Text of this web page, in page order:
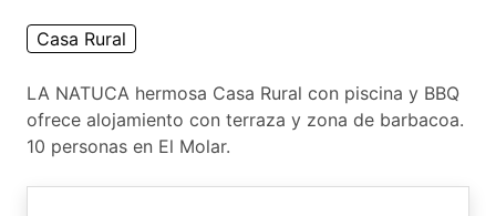
Casa Rural
LA NATUCA hermosa Casa Rural con piscina y BBQ
ofrece alojamiento con terraza y zona de barbacoa.
10 personas en El Molar.